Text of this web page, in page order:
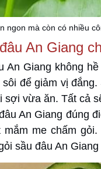
ngon mà còn có nhiều
An Giang
Giang không
để giảm vị
sợi vừa ăn. Tất cả
An Giang đúng
me chấm
sầu đâu An